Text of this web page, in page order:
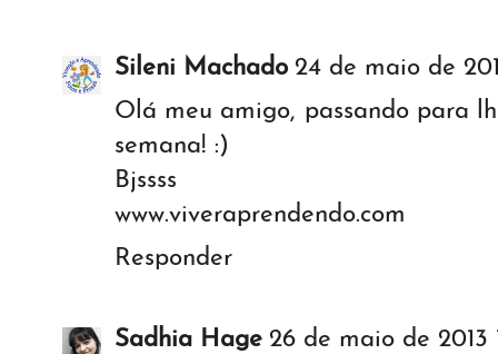
Sileni Machado 24 de maio de
Olá meu amigo, passando para
semana! :)
Bjssss
www.viveraprendendo.com
Responder
Sadhia Hage 26 de maio de 2013